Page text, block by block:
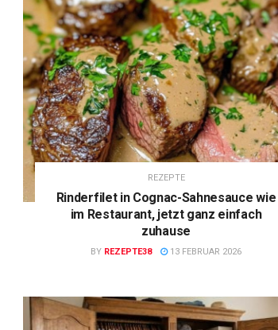
REZEPTE
Rinderfilet in Cognac-Sahnesauce wie
im Restaurant, jetzt ganz einfach
zuhause
BY REZEPTE38 13 FEBRUAR 2026